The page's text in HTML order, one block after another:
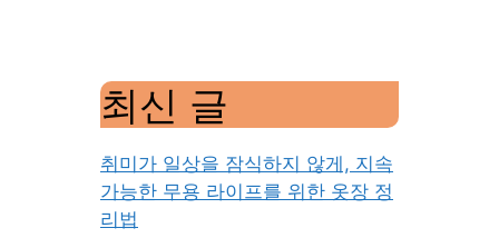
최신 글
취미가 일상을 잠식하지 않게, 지속
가능한 무용 라이프를 위한 옷장 정
리법